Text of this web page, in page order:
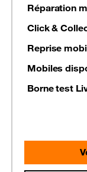
Réparation
Click &
Reprise
Mobiles
Borne test